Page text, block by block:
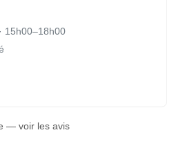
15h00–18h00
— voir les avis